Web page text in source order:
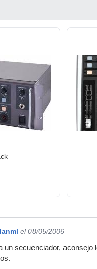
el 08/05/2006
un secuenciador,